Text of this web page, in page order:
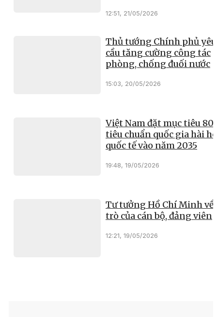
12:51, 21/05/2026
Thủ tướng Chính phủ yêu
cầu tăng cường công tác
phòng, chống đuối nước
15:03, 20/05/2026
Việt Nam đặt mục tiêu
tiêu chuẩn quốc gia hài
quốc tế vào năm 2035
19:48, 19/05/2026
Tư tưởng Hồ Chí Minh về
trò của cán bộ, đảng viên
12:21, 19/05/2026